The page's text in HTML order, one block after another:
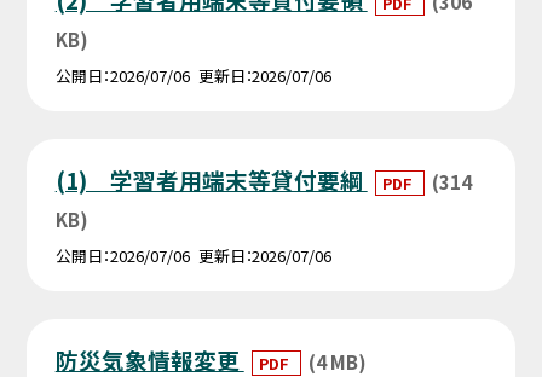
KB)
公開日 2026/07/06 更新日 2026/07/06
(1) 学習者用端末等貸付要綱 PDF
(314
KB)
公開日 2026/07/06 更新日 2026/07/06
防災気象情報変更 PDF (4 MB)